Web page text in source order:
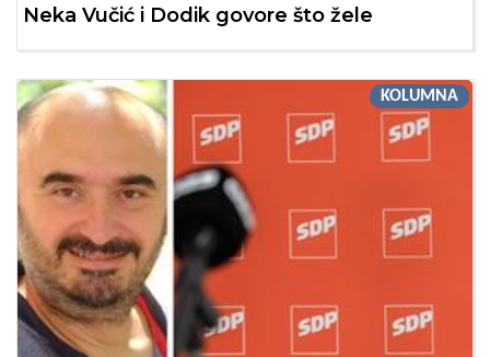
Neka Vučić i Dodik govore što žele
KOLUMNA